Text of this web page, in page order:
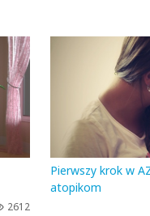
2612
Pierwszy krok w
atopikom